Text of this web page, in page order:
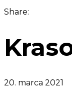
Share:
20. marca 2021